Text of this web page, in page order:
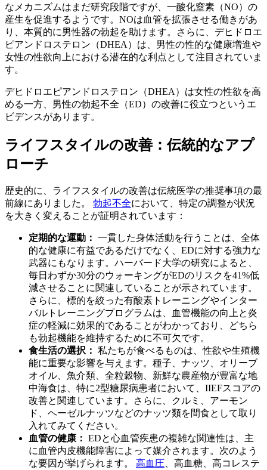
なメカニズムはまだ研究段階ですが、一酸化窒素（NO）の
産生を促進するようです。NOは血管を拡張させる働きがあ
り、本質的に男性器の勃起を助けます。さらに、デヒドロエ
ピアンドロステロン（DHEA）は、男性の性的な健康増進や
女性の性欲向上における潜在的な利点として注目されていま
す。
デヒドロエピアンドロステロン（DHEA）は女性の性欲を高
める一方、男性の勃起不全（ED）の改善に役立つというエ
ビデンスがあります。
ライフスタイルの改善：伝統的なアプ
ローチ
歴史的に、ライフスタイルの改善は伝統医学の推奨事項の最
前線にありました。 勃起不全において、特定の調整が状況
を大きく変えることが証明されています：
定期的な運動： 一貫した身体活動を行うことは、全体
的な健康に有益であるだけでなく、EDに対する強力な
武器にもなります。ハーバード大学の研究によると、
毎日わずか30分のウォーキングがEDのリスクを41%低
減させることに関連していることが示されています。
さらに、標的を絞った有酸素トレーニングやインター
バルトレーニングプログラムは、血管機能の向上と炎
症の軽減に効果的であることがわかっており、どちら
も勃起機能を維持するために不可欠です。
食生活の選択： 私たちが食べるものは、性欲や生殖機
能に重要な影響を与えます。種子、ナッツ、オリーブ
オイル、魚介類、全粒穀物、新鮮な農産物が豊富な地
中海食は、特に2型糖尿病患者において、IIEFスコアの
改善と関連しています。さらに、クルミ、アーモン
ド、ヘーゼルナッツなどのナッツ類を間食として取り
入れてみてください。
血管の健康： EDと心血管疾患の複雑な関連性は、主
に血管内皮機能障害によって媒介されます。次のよう
な要因が挙げられます。 高血圧、高血糖、高コレステ